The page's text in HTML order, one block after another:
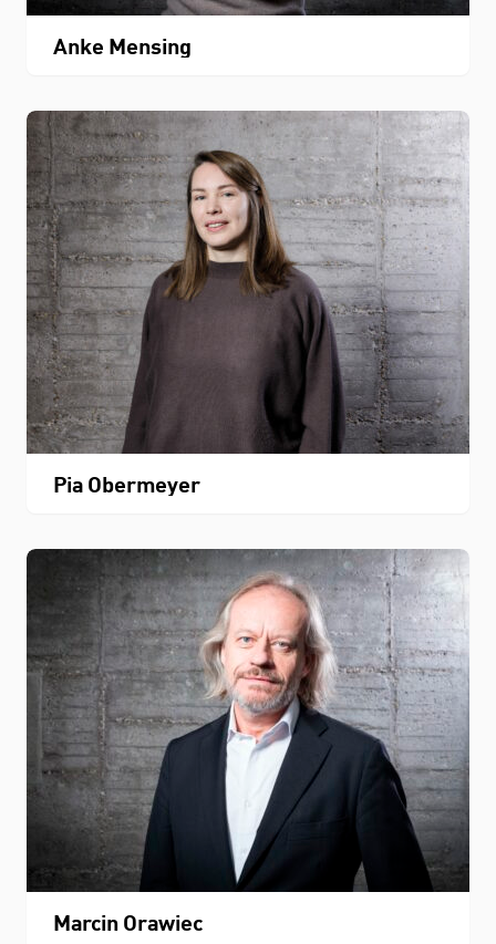
Anke Mensing
Pia Obermeyer
Marcin Orawiec